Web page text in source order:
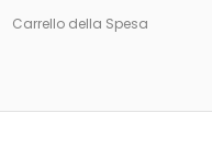
Carrello della Spesa